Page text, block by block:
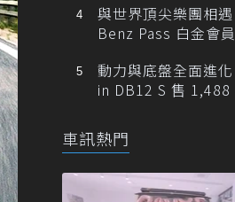
與世界頂尖樂團相
Benz Pass 白金會
動力與底盤全面進
in DB12 S 售 1,488
車訊熱門